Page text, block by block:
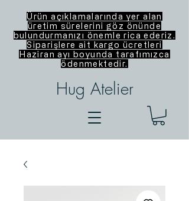
Ürün açıklamalarında yer alan
üretim sürelerini göz önünde
bulundurmanızı önemle rica ederiz.
Siparişlere ait kargo ücretleri
Haziran ayı boyunda tarafımızca
ödenmektedir.
Hug Atelier